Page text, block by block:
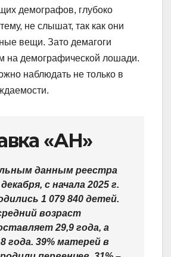
демографов, глубоко
не слышат, так как они
вещи. Зато демагоги
на демографической лошади.
наблюдать не только в
«АН»
данным реестра
с начала 2025 г.
1 079 840 детей.
возраст
29,9 года, а
года. 39% матерей в